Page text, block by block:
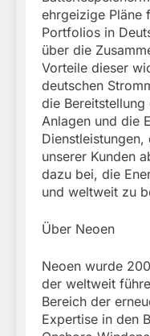
ehrgeizige Pläne
Portfolios in
über die
Vorteile dieser
deutschen
die
Anlagen und die
unserer Kunden
dazu bei, die
und weltweit zu
Über Neoen
Neoen wurde
der weltweit
Bereich der
Expertise in den